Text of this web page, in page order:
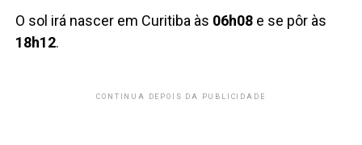
O sol irá nascer em Curitiba às 06h08 e se pôr às
18h12.
CONTINUA DEPOIS DA PUBLICIDADE